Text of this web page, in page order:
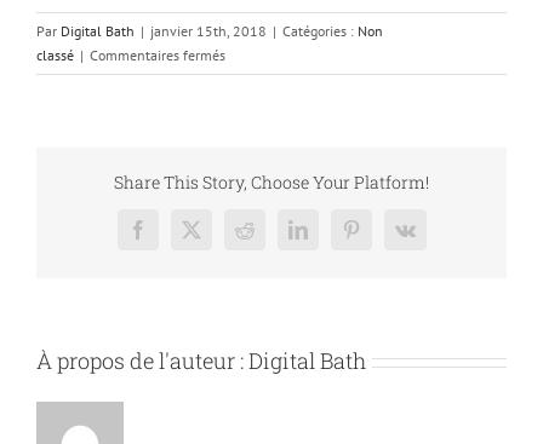
Par Digital Bath | janvier 15th, 2018 | Catégories : Non
classé | Commentaires ferméssur
Amincissement
intérieur
Share This Story, Choose Your Platform!
Facebook
X RedditLinkedInPinterest
Vk
À propos de l'auteur :Digital Bath